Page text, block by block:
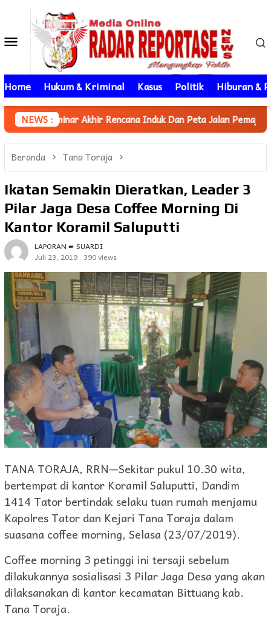
kontenMenu
Mobile
Home Hukum & Kriminal Kasus Politik Hiburan &
NEWS :
Rencana Induk Dan Peta Jalan Pemajuan Iptek Daerah,
Beranda Tana Toraja
Ikatan Semakin Dieratkan, Leader 3
Pilar Jaga Desa Coffee Morning Di
Kantor Koramil Saluputti
LAPORAN ➨ SUARDI
Juli 23, 2019 390 views
TANA TORAJA, RRN—Sekitar pukul 10.30 wita,
bertempat di kantor Koramil Saluputti, Dandim
1414 Tator bertindak selaku tuan rumah menjamu
Kapolres Tator dan Kejari Tana Toraja dalam
suasana coffee morning, Selasa (23/07/2019).
Coffee morning 3 petinggi ini tersaji sebelum
dilakukannya sosialisasi 3 Pilar Jaga Desa yang akan
dilaksanakan di kantor kecamatan Bittuang kab.
Tana Toraja.